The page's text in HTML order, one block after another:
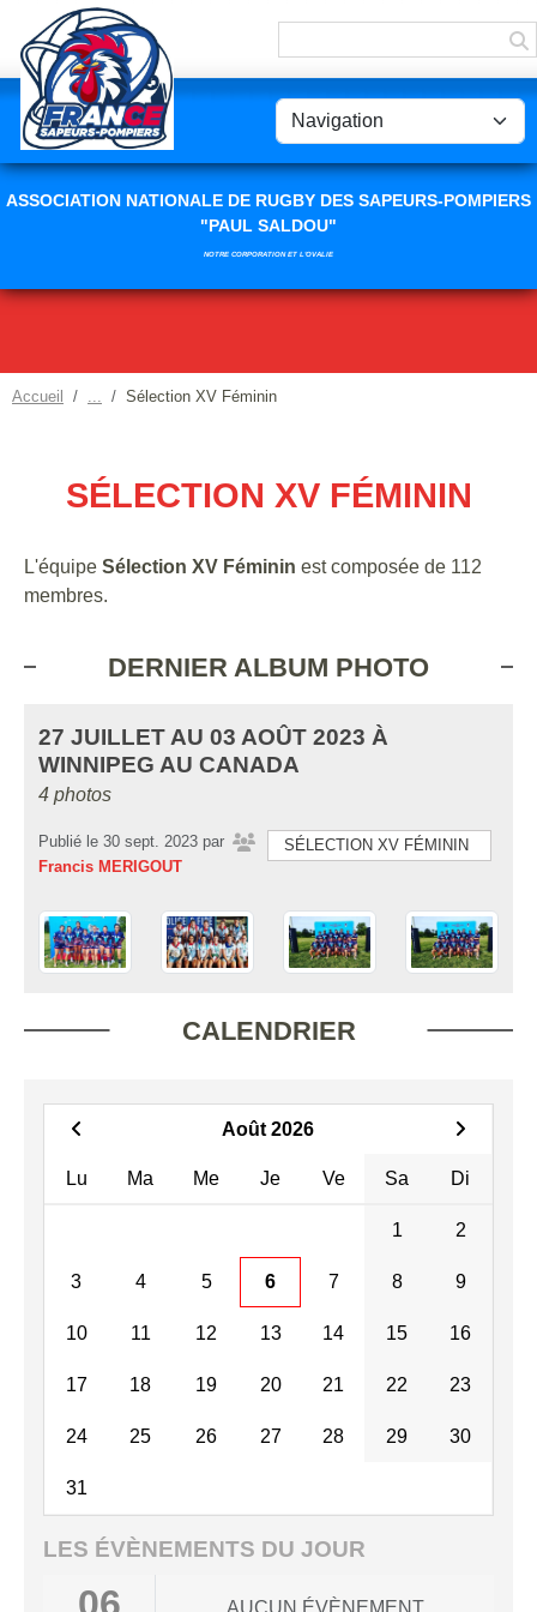
ASSOCIATION NATIONALE DE RUGBY DES SAPEURS-POMPIERS
"PAUL SALDOU"
NOTRE CORPORATION ET L'OVALIE
Accueil Sélection XV Féminin
SÉLECTION XV FÉMININ
L'équipe Sélection XV Féminin est composée de 112
membres.
DERNIER ALBUM PHOTO
27 JUILLET AU 03 AOÛT 2023 À
WINNIPEG AU CANADA
4 photos
SÉLECTION XV FÉMININ
Publié le 30 sept. 2023 par
Francis MERIGOUT
CALENDRIER
Août 2026
Lu Ma Me Je Ve Sa Di
1 2
3 4 5 6 7 8 9
10 11 12 13 14 15 16
17 18 19 20 21 22 23
24 25 26 27 28 29 30
31
LES ÉVÈNEMENTS DU JOUR
AUCUN ÉVÈNEMENT
Panneau de gestion des cookies